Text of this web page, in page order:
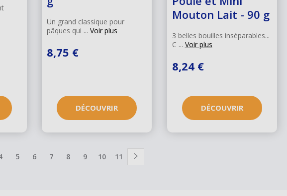
Un grand classique pour
pâques qui ...Voir plus
8,75 €
DÉCOUVRIR
Mouton Lait - 90 g
3 belles bouilles inséparables...
C ... Voir plus
8,24 €
DÉCOUVRIR
Pagination
Page
5 Page
6 Page
7 Page
8 Page
9 Page
10 Page
11
Page
suivante